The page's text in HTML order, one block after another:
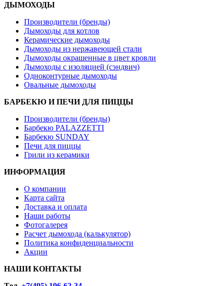
ДЫМОХОДЫ
Производители (бренды)
Дымоходы для котлов
Керамические дымоходы
Дымоходы из нержавеющей стали
Дымоходы окрашенные в цвет кровли
Дымоходы с изоляцией (сэндвич)
Одноконтурные дымоходы
Овальные дымоходы
БАРБЕКЮ И ПЕЧИ ДЛЯ ПИЦЦЫ
Производители (бренды)
Барбекю PALAZZETTI
Барбекю SUNDAY
Печи для пиццы
Грили из керамики
ИНФОРМАЦИЯ
О компании
Карта сайта
Доставка и оплата
Наши работы
Фотогалерея
Расчет дымохода (калькулятор)
Политика конфиденциальности
Акции
НАШИ КОНТАКТЫ